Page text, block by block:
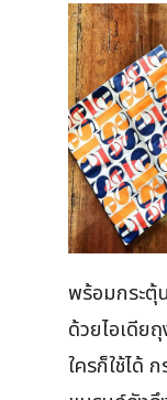
พร้อมกระตุ้
ด้วยไอเดีย
ใครก็ใช้ได้